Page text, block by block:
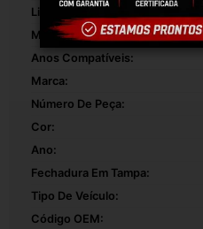
Linha Compatível:
Modelo Compatível:
Anos Compatíveis:
Marca:
Número De Peça:
Cor:
Ano:
Fechadura Em Tampa:
Tipo De Veículo:
Código OEM: